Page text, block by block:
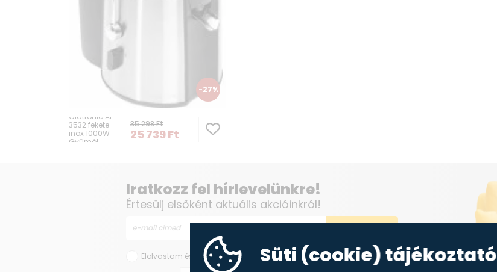
-27%
Clatronic AE
3532 fekete-
inox 1000W
Gyümöl...
35 298Ft
25 739Ft
Iratkozz fel hírlevelünkre!
Értesülj elsőként aktuális akcióinkról!
Elolvastam és elfogadom az Adatkezelési Tájékoztatót!
Süti (cookie) tájékoztató